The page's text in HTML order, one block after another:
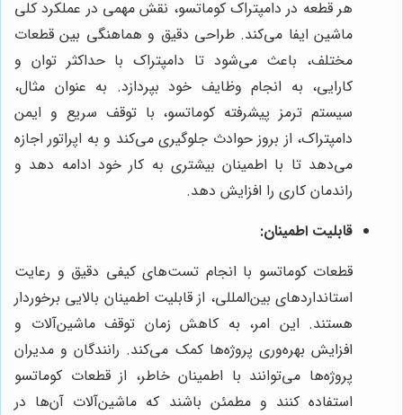
هر قطعه در دامپتراک کوماتسو، نقش مهمی در عملکرد کلی
ماشین ایفا می‌کند. طراحی دقیق و هماهنگی بین قطعات
مختلف، باعث می‌شود تا دامپتراک با حداکثر توان و
کارایی، به انجام وظایف خود بپردازد. به عنوان مثال،
سیستم ترمز پیشرفته کوماتسو، با توقف سریع و ایمن
دامپتراک، از بروز حوادث جلوگیری می‌کند و به اپراتور اجازه
می‌دهد تا با اطمینان بیشتری به کار خود ادامه دهد و
راندمان کاری را افزایش دهد.
قابلیت اطمینان:
قطعات کوماتسو با انجام تست‌های کیفی دقیق و رعایت
استانداردهای بین‌المللی، از قابلیت اطمینان بالایی برخوردار
هستند. این امر، به کاهش زمان توقف ماشین‌آلات و
افزایش بهره‌وری پروژه‌ها کمک می‌کند. رانندگان و مدیران
پروژه‌ها می‌توانند با اطمینان خاطر، از قطعات کوماتسو
استفاده کنند و مطمئن باشند که ماشین‌آلات آن‌ها در